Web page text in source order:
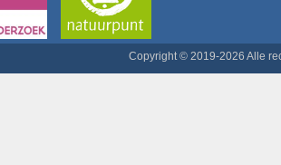
Copyright © 2019-2026 Alle